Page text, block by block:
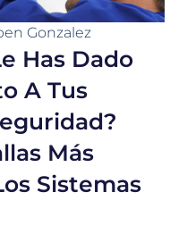
Gonzalez
Has Dado
A Tus
Más
Sistemas